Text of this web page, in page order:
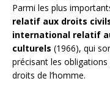
Parmi les plus
relatif aux droits
international relatif
culturels (1966), qui
précisant les
droits de l’homme.